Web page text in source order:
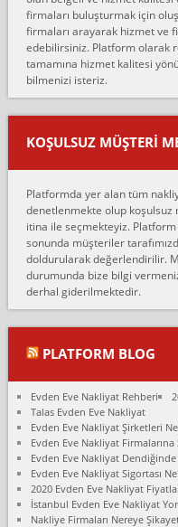
Ahmet:
Lüleburgaz güngünes evden eve
anlaştık sabah eve geldiklerinde
sarcaz demelerine r...
mehmet güldü:
Ankara ALİCANLAR NAKLİYAT
var verdikleri fiyat teklifini
oldukça tutarsı...
Ankara Alicanlar naklyat tel
Konya ya Alicanlar naklyat la
fiyatın mazoto gele...
Fatih kokmese:
Diyarbakır dan eşyamı getirtmek
Son anda fiyat artırdılar..
Ali:
olduk. Asansörlü dediler sonra
fark istediler. ortada asa...
Nimet:
Ben 2021 Ağustos ilk haftası Evimi
Mahallesi'nden bir başka
oturuyorum önceleri ara...
Nimet Köse:
firmaları buluşturmak için
firmaları arayarak hizmet ve
edebilirsiniz. Platform olarak
tamamına hizmet kalitesi
bilmenizi isteriz.
KOŞULSUZ MÜŞTERI
Platformda yer alan tüm
denetlenmekte olup
itina ile seçmekteyiz.
sonunda müşteriler
doldurularak değerlendirilir.
durumunda bize bilgi
derhal giderilmektedir.
PLATFORM BLOG
Evden Eve Nakliyat Rehberi
Talas Evden Eve Nakliyat
Evden Eve Nakliyat Şirketleri
Evden Eve Nakliyat
Evden Eve Nakliyat Dendiğinde
Evden Eve Nakliyat Sigortası
2020 Evden Eve Nakliyat
İstanbul Evden Eve Nakliyat
Nakliye Firmaları Nereye